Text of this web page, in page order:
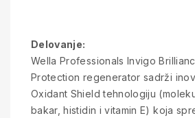
Delovanje:
Wella Professionals Invigo
Protection regenerator sadrži
Oxidant Shield tehnologiju
bakar, histidin i vitamin E) koja